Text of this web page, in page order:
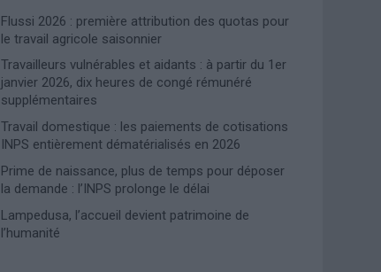
Flussi 2026 : première attribution des quotas pour
le travail agricole saisonnier
Travailleurs vulnérables et aidants : à partir du 1er
janvier 2026, dix heures de congé rémunéré
supplémentaires
Travail domestique : les paiements de cotisations
INPS entièrement dématérialisés en 2026
Prime de naissance, plus de temps pour déposer
la demande : l’INPS prolonge le délai
Lampedusa, l’accueil devient patrimoine de
l’humanité